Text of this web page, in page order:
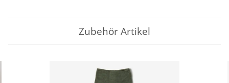
Zubehör Artikel